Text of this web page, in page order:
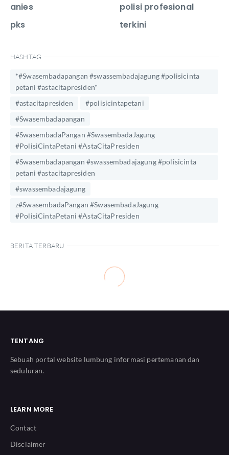
anies
pks
polisi profesional
terkini
HASHTAG
*#Swasembadapangan #swassembadajagung #polisicinta
petani #astacitapresiden*
#astacitapresiden
#polisicintapetani
#Swasembadapangan
#SwasembadaPangan #SwasembadaJagung
#PolisiCintaPetani #AstaCitaPresiden
#Swasembadapangan #swassembadajagung #polisicinta
petani #astacitapresiden
#swassembadajagung
z#SwasembadaPangan #SwasembadaJagung
#PolisiCintaPetani #AstaCitaPresiden
BERITA TERBARU
TENTANG
Sebuah portal website lumbung informasi pertemanan dan
seduluran.
LEARN MORE
Contact
Disclaimer